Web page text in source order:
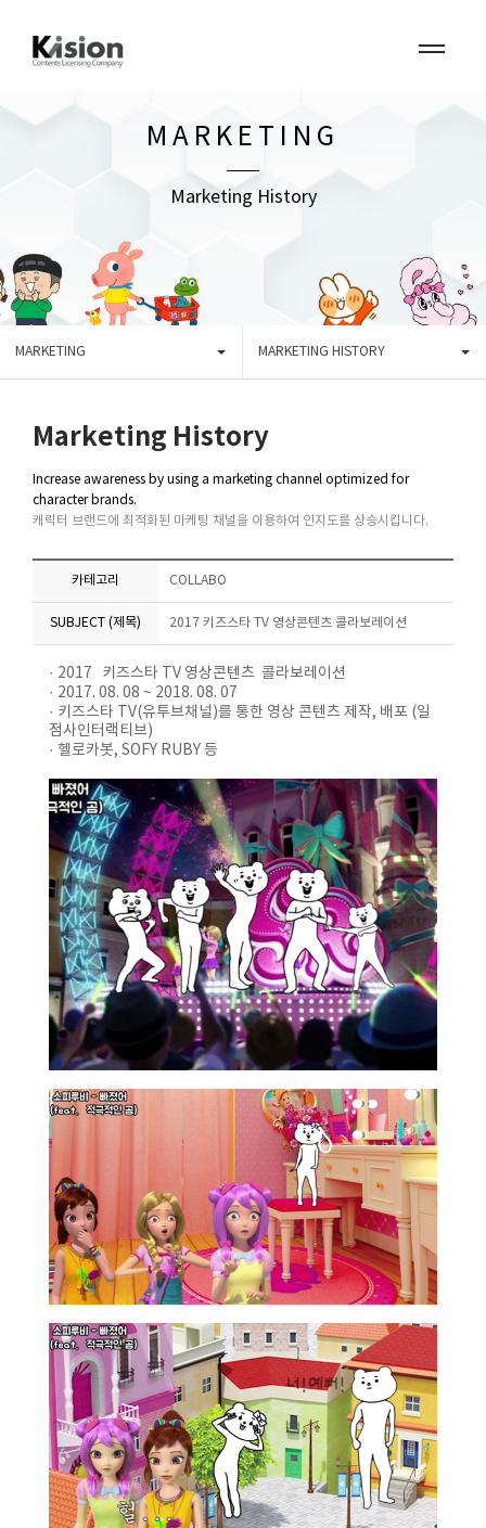
MARKETING
Marketing History
MARKETING MARKETING HISTORY
Marketing History
Increase awareness by using a marketing channel optimized for
character brands.
캐릭터 브랜드에 최적화된 마케팅 채널을 이용하여 인지도를 상승시킵니다.
카테고리 COLLABO
SUBJECT (제목) 2017 키즈스타 TV 영상콘텐츠 콜라보레이션
· 2017 키즈스타 TV 영상콘텐츠 콜라보레이션
· 2017. 08. 08 ~ 2018. 08. 07
· 키즈스타 TV(유투브채널)를 통한 영상 콘텐츠 제작, 배포 (일
점사인터랙티브)
· 헬로카봇, SOFY RUBY 등